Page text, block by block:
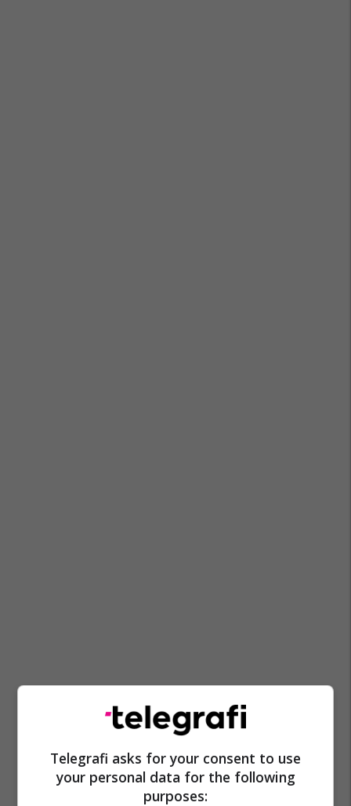
Telegrafi asks for your consent to use
your personal data for the following
purposes: